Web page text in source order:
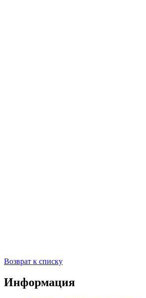
Возврат к списку
Информация